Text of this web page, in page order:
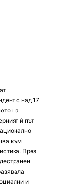
с над 17
на
ѝ път
към
През
и